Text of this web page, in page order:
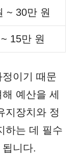
~ 30만 원
15만 원
이기 때문
예산을 세
지장치와 정
하는 데 필수
니다.